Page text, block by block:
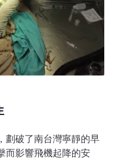
破了南台灣寧靜的早
而影響飛機起降的安